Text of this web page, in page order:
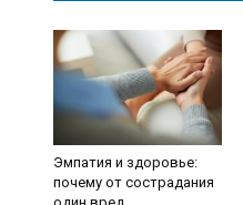
Эмпатия и здоровье:
почему от сострадания